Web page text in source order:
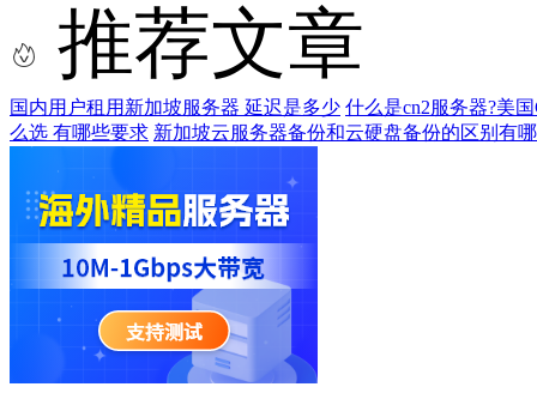
推荐文章
国内用户租用新加坡服务器 延迟是多少 什么是cn2服务器?美
么选 有哪些要求 新加坡云服务器备份和云硬盘备份的区别有